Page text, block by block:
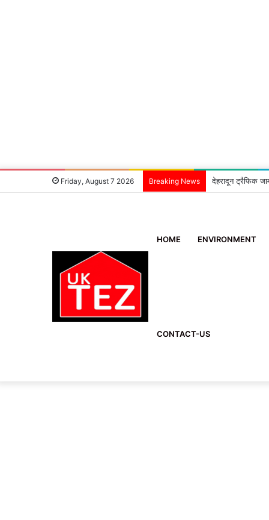
Friday, August 7 2026 Breaking News देहरादून ट्रैफिक
HOME ENVIRONMENT
CONTACT-US